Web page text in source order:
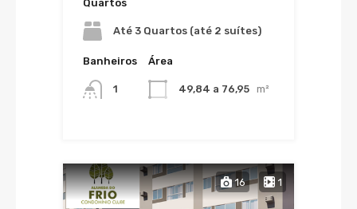
Quartos
Até 3 Quartos (até 2 suítes)
Banheiros
1
Área
49,84 a 76,95 m²
16 1